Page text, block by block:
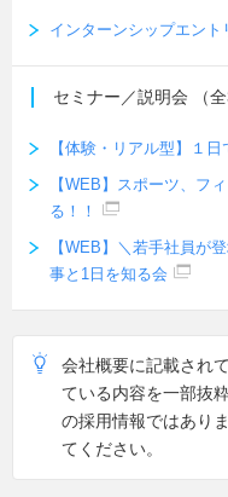
インターンシップエント
セミナー／説明会 （
【体験・リアル型】１
【WEB】スポーツ、フ
る！！
【WEB】＼若手社員が
事と1日を知る会
会社概要に記載され
ている内容を一部抜
の採用情報ではあり
てください。